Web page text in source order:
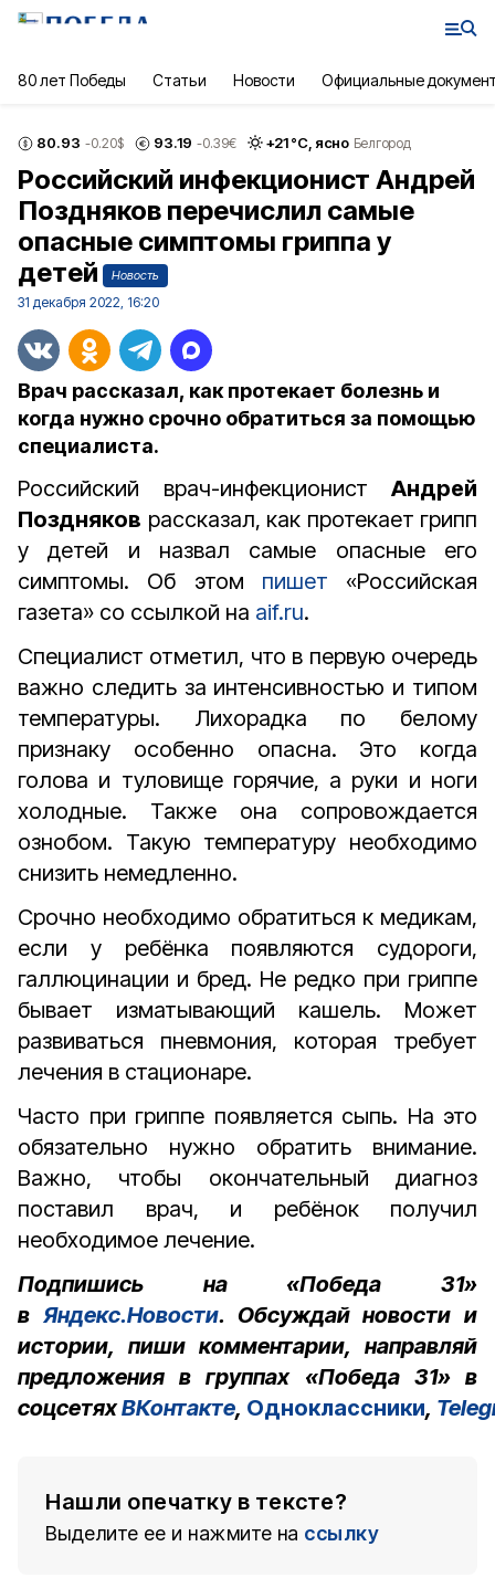
80 лет Победы Статьи Новости Официальные
80.93 -0.20$ 93.19 -0.39€ +21°С, ясно Белгород
Российский инфекционист Андрей
Поздняков перечислил самые
опасные симптомы гриппа у
детей
Новость
31 декабря 2022, 16:20
Врач рассказал, как протекает болезнь и
когда нужно срочно обратиться за помощью
специалиста.
Российский врач-инфекционист Андрей
Поздняков рассказал, как протекает грипп
у детей и назвал самые опасные его
симптомы. Об этом пишет «Российская
газета» со ссылкой на aif.ru.
Специалист отметил, что в первую очередь
важно следить за интенсивностью и типом
температуры. Лихорадка по белому
признаку особенно опасна. Это когда
голова и туловище горячие, а руки и ноги
холодные. Также она сопровождается
ознобом. Такую температуру необходимо
снизить немедленно.
Срочно необходимо обратиться к медикам,
если у ребёнка появляются судороги,
галлюцинации и бред. Не редко при гриппе
бывает изматывающий кашель. Может
развиваться пневмония, которая требует
лечения в стационаре.
Часто при гриппе появляется сыпь. На это
обязательно нужно обратить внимание.
Важно, чтобы окончательный диагноз
поставил врач, и ребёнок получил
необходимое лечение.
Подпишись на «Победа 31»
в Яндекс.Новости. Обсуждай новости и
истории, пиши комментарии, направляй
предложения в группах «Победа 31» в
соцсетяхВКонтакте, Одноклассники,
Нашли опечатку в тексте?
Выделите ее и нажмите на ссылку